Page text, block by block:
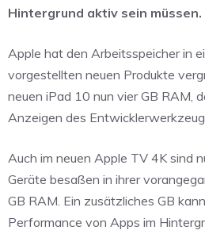
Hintergrund aktiv sein müssen.
Apple hat den Arbeitsspeicher in
vorgestellten neuen Produkte
neuen iPad 10 nun vier GB RAM,
Anzeigen des
Auch im neuen Apple TV 4K sind
Geräte besaßen in ihrer
GB RAM. Ein zusätzliches GB
Performance von Apps im